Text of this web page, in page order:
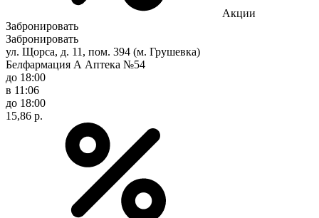
Акции
Забронировать
Забронировать
ул. Щорса, д. 11, пом. 394 (м. Грушевка)
Белфармация А Аптека №54
до 18:00
в 11:06
до 18:00
15,86 р.